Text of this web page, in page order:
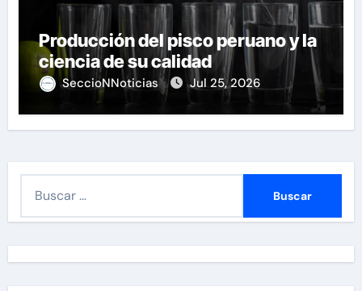
Producción del pisco peruano y la
ciencia de su calidad
SeccioNNoticias Jul 25, 2026